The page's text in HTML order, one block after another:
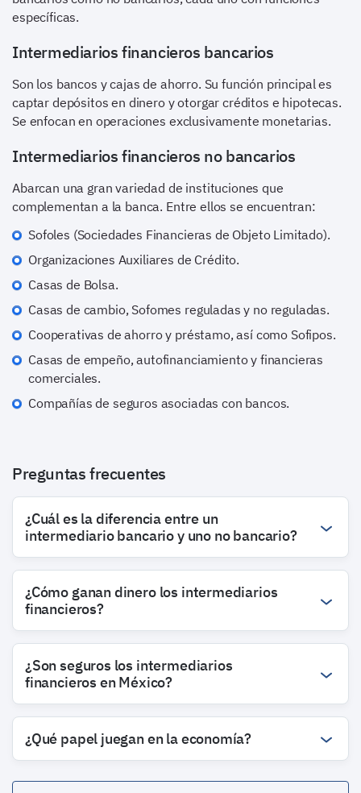
específicas.
Intermediarios financieros bancarios
Son los bancos y cajas de ahorro. Su función principal es
captar depósitos en dinero y otorgar créditos e hipotecas.
Se enfocan en operaciones exclusivamente monetarias.
Intermediarios financieros no bancarios
Abarcan una gran variedad de instituciones que
complementan a la banca. Entre ellos se encuentran:
Sofoles (Sociedades Financieras de Objeto Limitado).
Organizaciones Auxiliares de Crédito.
Casas de Bolsa.
Casas de cambio, Sofomes reguladas y no reguladas.
Cooperativas de ahorro y préstamo, así como Sofipos.
Casas de empeño, autofinanciamiento y financieras
comerciales.
Compañías de seguros asociadas con bancos.
Preguntas frecuentes
¿Cuál es la diferencia entre un
intermediario bancario y uno no bancario?
¿Cómo ganan dinero los intermediarios
financieros?
¿Son seguros los intermediarios
financieros en México?
¿Qué papel juegan en la economía?